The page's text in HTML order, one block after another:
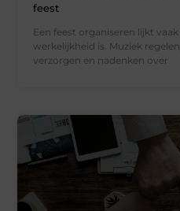
feest
Een feest organiseren lijkt
werkelijkheid is. Muziek
verzorgen en nadenken over